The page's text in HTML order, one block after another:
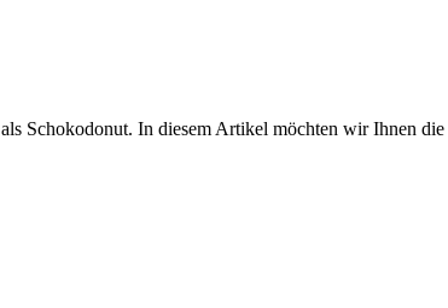
Schokodonut. In diesem Artikel möchten wir Ihnen die